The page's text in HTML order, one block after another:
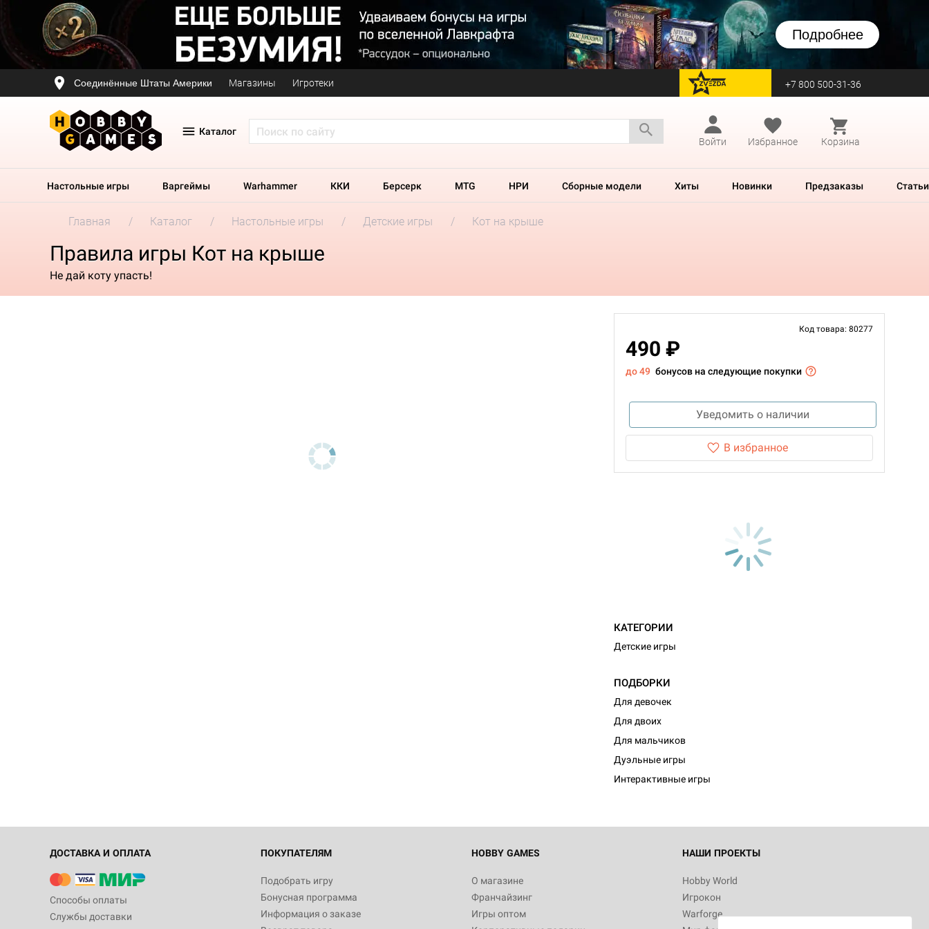
Подробнее
Соединённые Штаты Америки Магазины Игротеки перейти на Zvezda +7 800 500-31-36
Каталог
Войти
Избранное Корзина
Настольные игры Варгеймы Warhammer ККИ Берсерк MTG НРИ Сборные модели Хиты Новинки Предзаказы Статьи
Главная Каталог Настольные игры Детские игры Кот на крыше
Правила игры Кот на крыше
Не дай коту упасть!
Код товара: 80277
490 ₽
до 49 бонусов на следующие покупки
Уведомить о наличии
В избранное
КАТЕГОРИИ
Детские игры
ПОДБОРКИ
Для девочек
Для двоих
Для мальчиков
Дуэльные игры
Интерактивные игры
ДОСТАВКА И ОПЛАТА
Способы оплаты
Службы доставки
ПОКУПАТЕЛЯМ
Подобрать игру
Бонусная программа
Информация о заказе
HOBBY GAMES
О магазине
Франчайзинг
Игры оптом
НАШИ ПРОЕКТЫ
Hobby World
Игрокон
Warforge